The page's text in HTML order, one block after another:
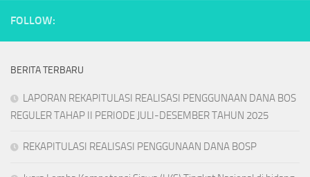
FOLLOW:
BERITA TERBARU
LAPORAN REKAPITULASI REALISASI PENGGUNAAN DANA BOS
REGULER TAHAP II PERIODE JULI-DESEMBER TAHUN 2025
REKAPITULASI REALISASI PENGGUNAAN DANA BOSP